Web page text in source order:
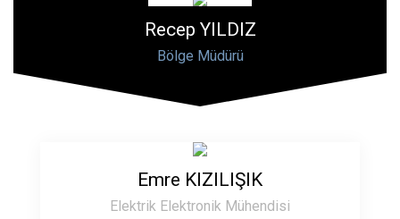
Recep YILDIZ
Bölge Müdürü
Emre KIZILIŞIK
Elektrik Elektronik Mühendisi